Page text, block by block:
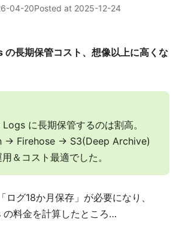
04-20Posted at 2025-12-24
長期保管コスト、想像以上に高くな
に長期保管するのは割高。
→ Firehose → S3(Deep Archive)
＆コスト最適でした。
ログ18か月保存」が必要になり、
料金を計算したところ…